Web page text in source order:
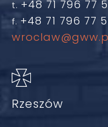
t. +48 71 796 77
f. +48 71 796 77
Rzeszów